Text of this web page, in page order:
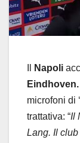
Napoli
Eindhoven.
microfoni di
trattativa: “Il
Lang. Il